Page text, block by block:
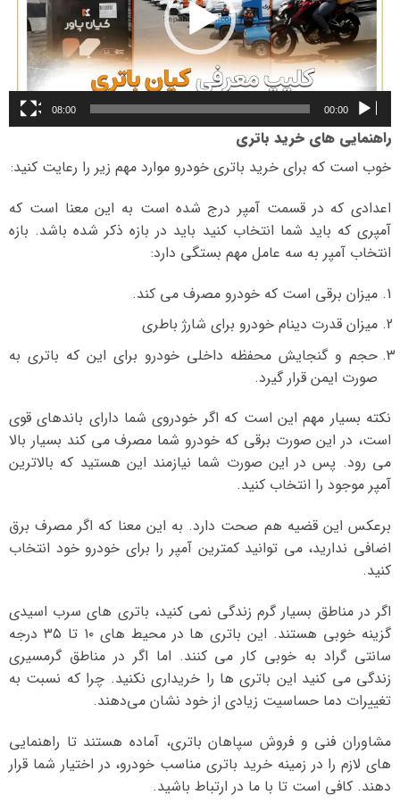
00:00
08:00
راهنمایی های خرید باتری
خوب است که برای خرید باتری خودرو موارد مهم زیر را رعایت کنید:
اعدادی که در قسمت آمپر درج شده است به این معنا است که
آمپری که باید شما انتخاب کنید باید در بازه ذکر شده باشد. بازه
انتخاب آمپر به سه عامل مهم بستگی دارد:
میزان برقی است که خودرو مصرف می کند.
میزان قدرت دینام خودرو برای شارژ باطری
حجم و گنجایش محفظه داخلی خودرو برای این که باتری به
صورت ایمن قرار گیرد.
نکته بسیار مهم این است که اگر خودروی شما دارای باندهای قوی
است، در این صورت برقی که خودرو شما مصرف می کند بسیار بالا
می رود. پس در این صورت شما نیازمند این هستید که بالاترین
آمپر موجود را انتخاب کنید.
برعکس این قضیه هم صحت دارد. به این معنا که اگر مصرف برق
اضافی ندارید، می توانید کمترین آمپر را برای خودرو خود انتخاب
کنید.
اگر در مناطق بسیار گرم زندگی نمی کنید، باتری های سرب اسیدی
گزینه خوبی هستند. این باتری ها در محیط های ۱۰ تا ۳۵ درجه
سانتی گراد به خوبی کار می کنند. اما اگر در مناطق گرمسیری
زندگی می کنید این باتری ها را خریداری نکنید. چرا که نسبت به
تغییرات دما حساسیت زیادی از خود نشان می‌دهند.
مشاوران فنی و فروش سپاهان باتری، آماده هستند تا راهنمایی
های لازم را در زمینه خرید باتری مناسب خودرو، در اختیار شما قرار
دهند. کافی است تا با ما در ارتباط باشید.